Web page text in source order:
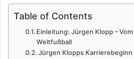
Table of Contents
Einleitung: Jürgen Klopp –
Weltfußball
Jürgen Klopps Karrierebeginn